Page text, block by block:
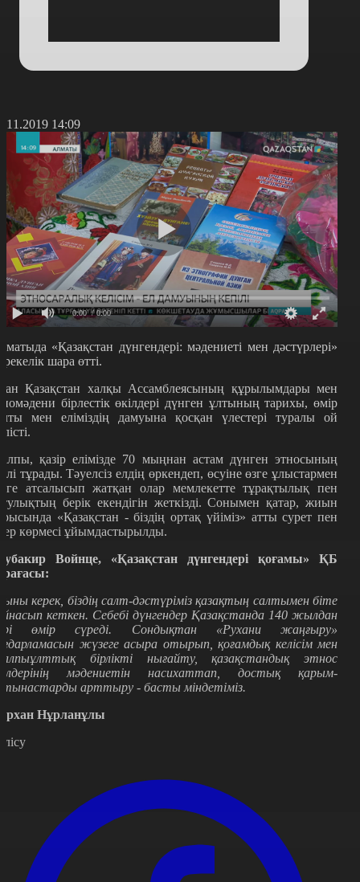
14:09
0:00 / 0:00
«Қазақстан дүнгендері: мәдениеті мен дәстүрлері»
шара өтті.
Қазақстан халқы Ассамблеясының құрылымдары мен
бірлестік өкілдері дүнген ұлтының тарихы, өмір
мен еліміздің дамуына қосқан үлестері туралы ой
қазір елімізде 70 мыңнан астам дүнген этносының
тұрады. Тәуелсіз елдің өркендеп, өсуіне өзге ұлыстармен
атсалысып жатқан олар мемлекетте тұрақтылық пен
берік екендігін жеткізді. Сонымен қатар, жиын
«Қазақстан - біздің ортақ үйіміз» атты сурет пен
көрмесі ұйымдастырылды.
Войнце, «Қазақстан дүнгендері қоғамы» ҚБ
керек, біздің салт-дәстүріміз қазақтың салтымен біте
кеткен. Себебі дүнгендер Қазақстанда 140 жылдан
өмір сүреді. Сондықтан «Рухани жаңғыру»
жүзеге асыра отырып, қоғамдық келісім мен
бірлікті нығайту, қазақстандық этнос
мәдениетін насихаттап, достық қарым-
арттыру - басты міндетіміз.
Нұрланұлы